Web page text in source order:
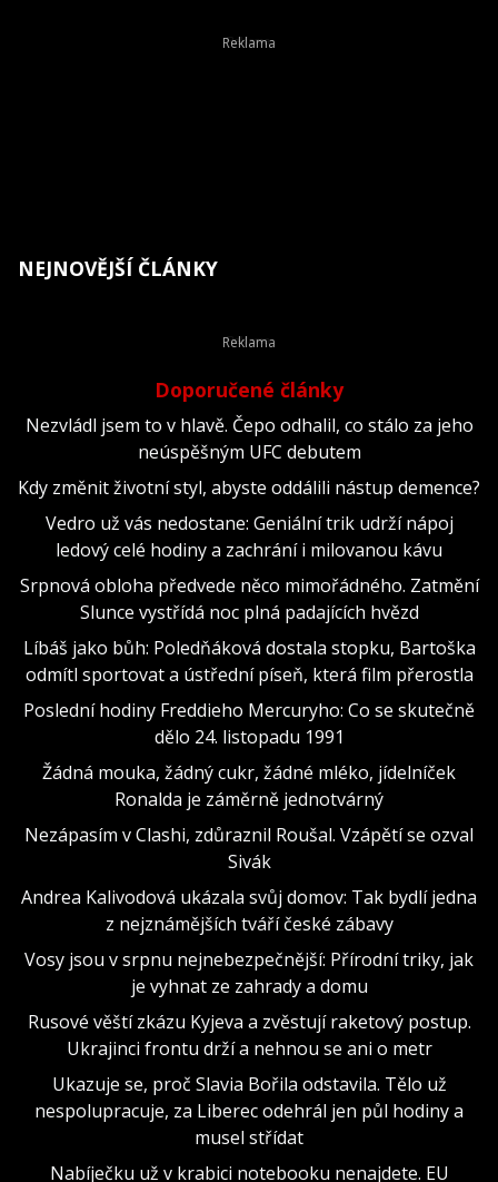
NEJNOVĚJŠÍ ČLÁNKY
Doporučené články
Nezvládl jsem to v hlavě. Čepo odhalil, co stálo za jeho
neúspěšným UFC debutem
Kdy změnit životní styl, abyste oddálili nástup demence?
Vedro už vás nedostane: Geniální trik udrží nápoj
ledový celé hodiny a zachrání i milovanou kávu
Srpnová obloha předvede něco mimořádného. Zatmění
Slunce vystřídá noc plná padajících hvězd
Líbáš jako bůh: Poledňáková dostala stopku, Bartoška
odmítl sportovat a ústřední píseň, která film přerostla
Poslední hodiny Freddieho Mercuryho: Co se skutečně
dělo 24. listopadu 1991
Žádná mouka, žádný cukr, žádné mléko, jídelníček
Ronalda je záměrně jednotvárný
Nezápasím v Clashi, zdůraznil Roušal. Vzápětí se ozval
Sivák
Andrea Kalivodová ukázala svůj domov: Tak bydlí jedna
z nejznámějších tváří české zábavy
Vosy jsou v srpnu nejnebezpečnější: Přírodní triky, jak
je vyhnat ze zahrady a domu
Rusové věští zkázu Kyjeva a zvěstují raketový postup.
Ukrajinci frontu drží a nehnou se ani o metr
Ukazuje se, proč Slavia Bořila odstavila. Tělo už
nespolupracuje, za Liberec odehrál jen půl hodiny a
musel střídat
Nabíječku už v krabici notebooku nenajdete. EU